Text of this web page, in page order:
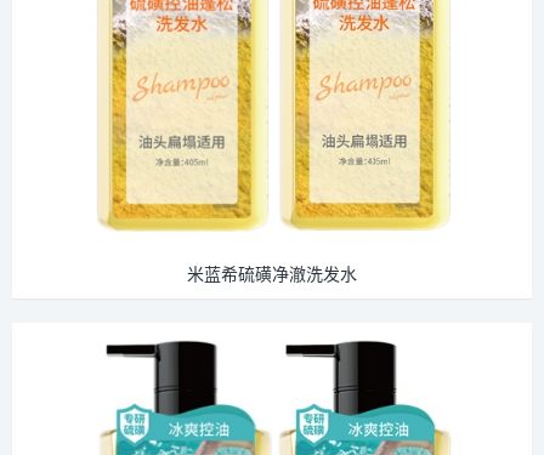
米蓝希硫磺净澈洗发水